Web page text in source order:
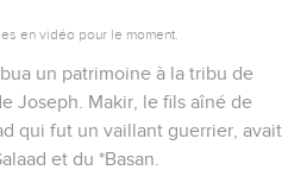
en vidéo pour le moment.
un patrimoine à la tribu de
Joseph. Makir, le fils aîné de
qui fut un vaillant guerrier, avait
et du *Basan.